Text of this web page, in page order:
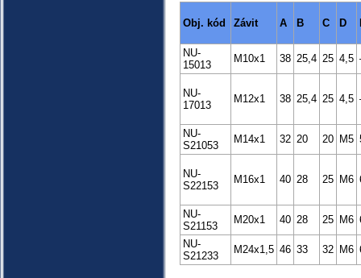
Obj. kód Závit A B C D
NU-
15013
M10x1 38 25,4 25 4,5
NU-
17013
M12x1 38 25,4 25 4,5
NU-
S21053
M14x1 32 20 20 M5
NU-
S22153
M16x1 40 28 25 M6
NU-
S21153
M20x1 40 28 25 M6
NU-
S21233
M24x1,5 46 33 32 M6